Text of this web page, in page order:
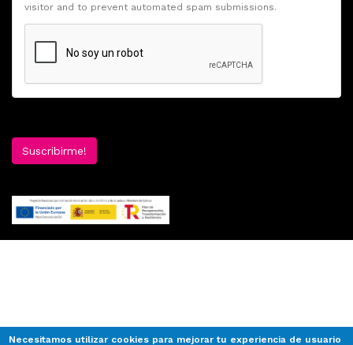
visitor and to prevent automated spam submissions.
Suscribirme!
Necesitamos utilizar cookies para mejorar tu experiencia de usuario